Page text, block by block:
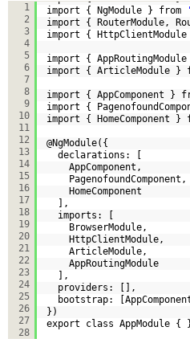
1
2
3
4
5
6
7
8
9
10
11
12
13
14
15
16
17
18
19
20
21
22
23
24
25
26
27
28
import { NgModule } from
import { RouterModule,
import {
import {
import { ArticleModule }
import { AppComponent }
import {
import { HomeComponent }
@NgModule({
declarations: [
AppComponent,
PagenofoundComponent,
HomeComponent
],
imports: [
BrowserModule,
HttpClientModule,
ArticleModule,
AppRoutingModule
],
providers: [],
bootstrap:
})
export class AppModule {